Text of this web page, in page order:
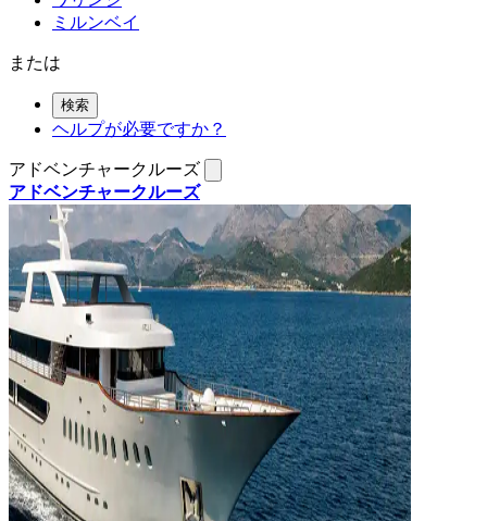
ミルンベイ
または
検索
ヘルプが必要ですか？
アドベンチャークルーズ
アドベンチャークルーズ